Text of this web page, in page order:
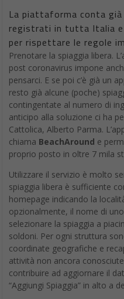
La piattaforma conta
registrati in tutta Italia e
per rispettare le regole
Prenotare la spiaggia libera.
post coronavirus impone
pensarci. E se poi c’è già un
resto già alcune (poche)
contingentate al numero di
anticipo alla soluzione ci ha
Cattolica, Alberto Parma.
chiama BeachAround e
proprio posto in oltre 7 mila
Utilizzare il servizio è molto
spiaggia libera è sufficiente
homepage indicando la
opzionalmente, il nome di
selezionare la spiaggia a
soldoni. Per ogni struttura
coordinate geografiche e
attività non ancora
contribuire ad aggiornare il
“Aggiungi Spiaggia” in alto a